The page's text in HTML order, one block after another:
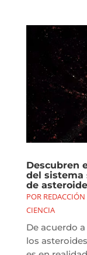
Descubren
del sistema
de
POR
CIENCIA
De acuerdo
los